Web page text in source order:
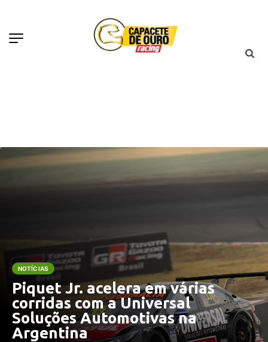
NOTÍCIAS
Piquet Jr. acelera em várias
corridas com a Universal
Soluções Automotivas na
Argentina